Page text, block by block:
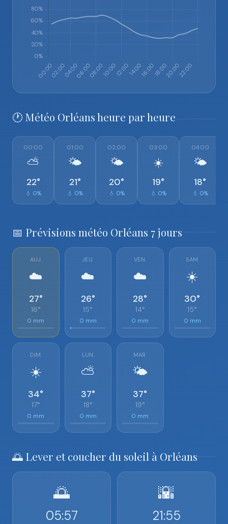
🕐 Météo Orléans heure par heure
00:00
⛅
22°
💧 0%
01:00
🌤️
21°
💧 0%
02:00
🌤️
20°
💧 0%
03:00
☀️
19°
💧 0%
04:00
🌤️
18°
💧 0%
📅 Prévisions météo Orléans 7 jours
AUJ.
☁️
27°
16°
0 mm
JEU.
☁️
26°
15°
0 mm
VEN.
☁️
28°
14°
0 mm
SAM.
☀️
30°
15°
0 mm
DIM.
☀️
34°
17°
0 mm
LUN.
⛅
37°
18°
0 mm
MAR.
🌤️
37°
19°
0 mm
🌅 Lever et coucher du soleil à Orléans
🌅
05:57
🌇
21:55